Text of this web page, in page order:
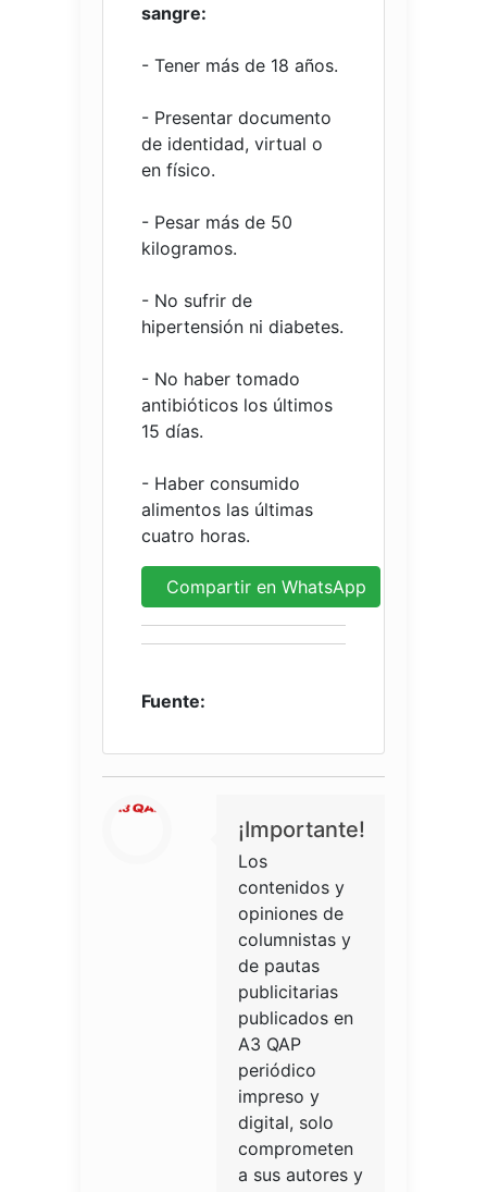
sangre:
- Tener más de 18 años.
- Presentar documento
de identidad, virtual o
en físico.
- Pesar más de 50
kilogramos.
- No sufrir de
hipertensión ni diabetes.
- No haber tomado
antibióticos los últimos
15 días.
- Haber consumido
alimentos las últimas
cuatro horas.
Compartir en WhatsApp
Fuente:
¡Importante!
Los
contenidos y
opiniones de
columnistas y
de pautas
publicitarias
publicados en
A3 QAP
periódico
impreso y
digital, solo
comprometen
a sus autores y